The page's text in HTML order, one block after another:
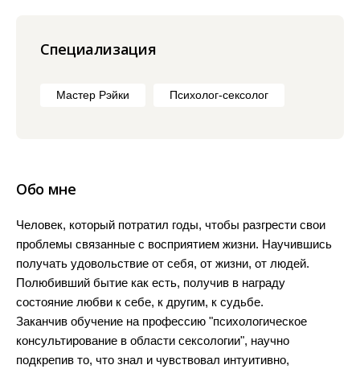
Специализация
Мастер Рэйки Психолог-сексолог
Обо мне
Человек, который потратил годы, чтобы разгрести свои
проблемы связанные с восприятием жизни. Научившись
получать удовольствие от себя, от жизни, от людей.
Полюбивший бытие как есть, получив в награду
состояние любви к себе, к другим, к судьбе.
Заканчив обучение на профессию "психологическое
консультирование в области сексологии", научно
подкрепив то, что знал и чувствовал интуитивно,